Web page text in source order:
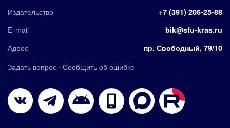
Издательство +7 (391) 206-25-88
E-mail bik@sfu-kras.ru
Адрес пр. Свободный, 79/10
Задать вопрос · Сообщить об ошибке